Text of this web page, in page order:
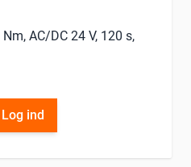
AC/DC 24 V, 120 s,
Log ind